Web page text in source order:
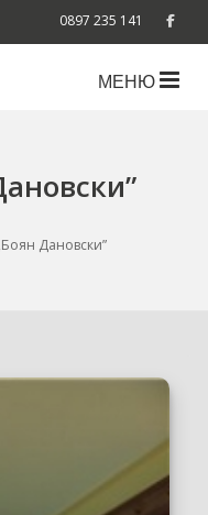
0897 235 141
МЕНЮ
Дановски”